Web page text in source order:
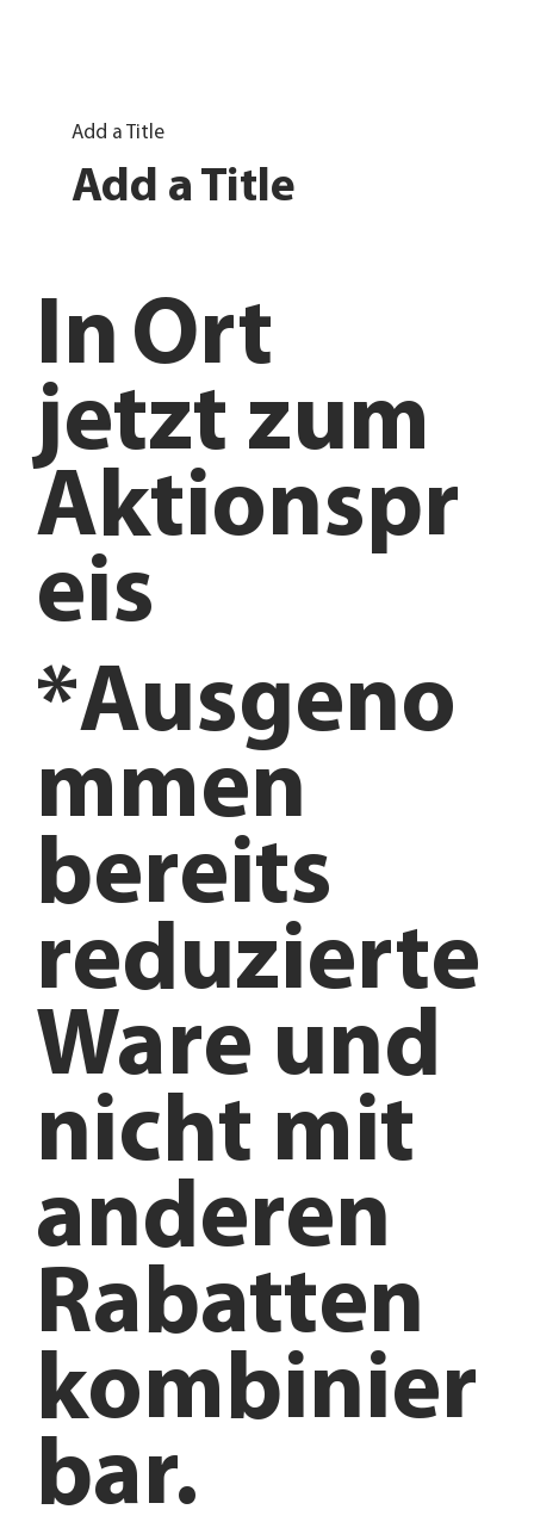
jetzt zum
Aktionspr
eis
In Ort
*Ausgeno
mmen
bereits
reduzierte
Ware und
nicht mit
anderen
Rabatten
kombinier
bar.
Add a Title
Add a Title